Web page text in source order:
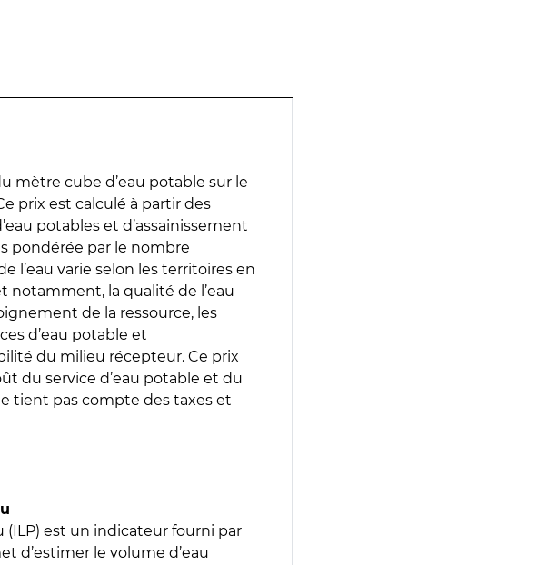
mètre cube d’eau potable sur le
prix est calculé à partir des
potables et d’assainissement
pondérée par le nombre
l’eau varie selon les territoires en
notamment, la qualité de l’eau
de la ressource, les
d’eau potable et
du milieu récepteur. Ce prix
du service d’eau potable et du
tient pas compte des taxes et
(ILP) est un indicateur fourni par
d’estimer le volume d’eau